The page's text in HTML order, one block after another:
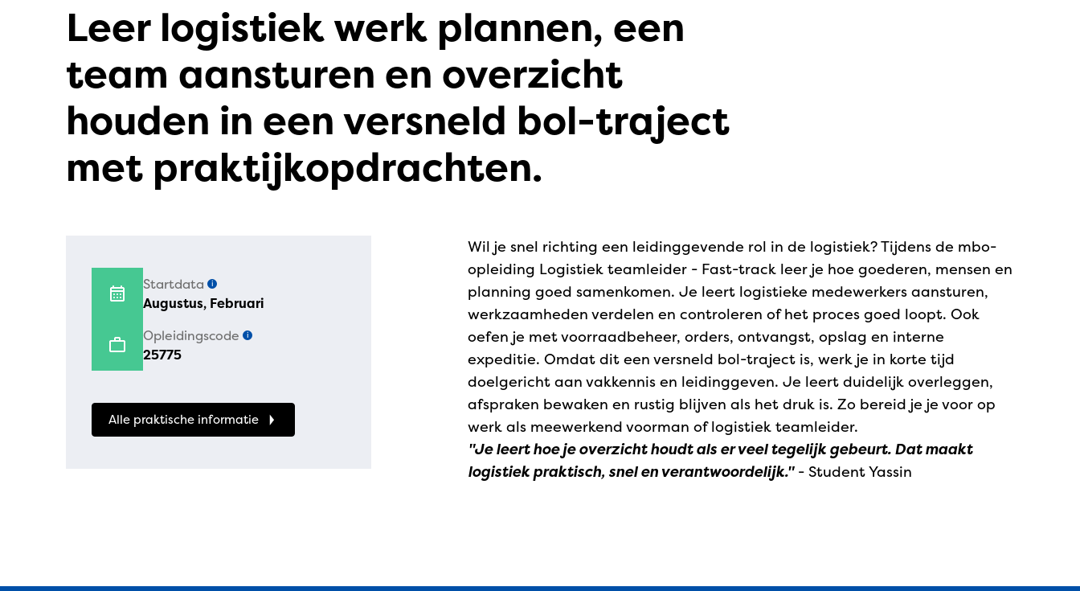
Leer logistiek werk plannen, een
team aansturen en overzicht
houden in een versneld bol-traject
met praktijkopdrachten.
Startdata i
Augustus, Februari
Opleidingscode
i
25775
Alle praktische informatie
Wil je snel richting een leidinggevende rol in de logistiek? Tijdens de mbo-
opleiding Logistiek teamleider - Fast-track leer je hoe goederen, mensen en
planning goed samenkomen. Je leert logistieke medewerkers aansturen,
werkzaamheden verdelen en controleren of het proces goed loopt. Ook
oefen je met voorraadbeheer, orders, ontvangst, opslag en interne
expeditie. Omdat dit een versneld bol-traject is, werk je in korte tijd
doelgericht aan vakkennis en leidinggeven. Je leert duidelijk overleggen,
afspraken bewaken en rustig blijven als het druk is. Zo bereid je je voor op
werk als meewerkend voorman of logistiek teamleider.
"Je leert hoe je overzicht houdt als er veel tegelijk gebeurt. Dat maakt
logistiek praktisch, snel en verantwoordelijk."- Student Yassin